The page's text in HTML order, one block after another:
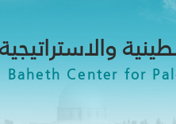
والاستراتيجية
Baheth Center for